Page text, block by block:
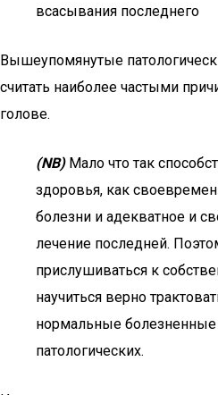
всасывания последнего
Вышеупомянутые
считать наиболее частыми
голове.
(NB)Мало что так
здоровья, как
болезни и адекватное и
лечение последней.
прислушиваться к
научиться верно
нормальные болезненные
патологических.